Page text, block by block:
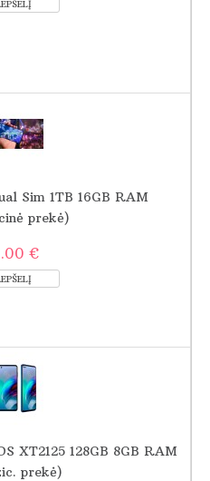
Sim 1TB 16GB RAM
prekė)
€
XT2125 128GB 8GB RAM
prekė)